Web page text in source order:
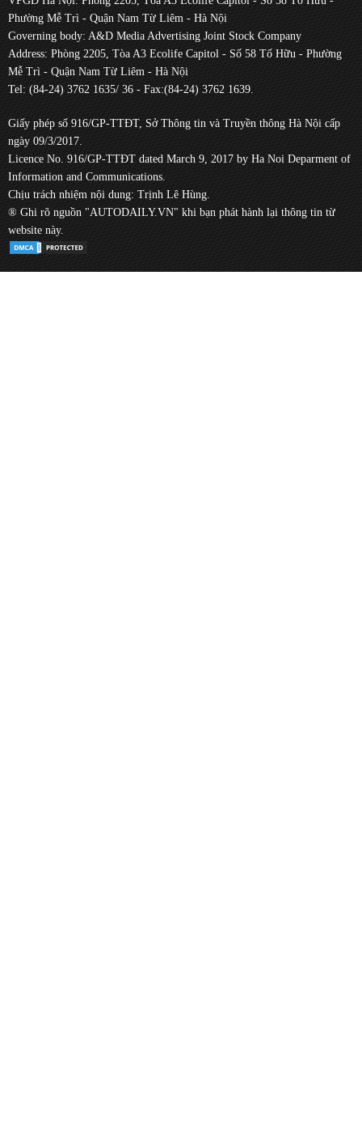
Phường Mễ Trì - Quận Nam Từ Liêm - Hà Nội
Governing body: A&D Media Advertising Joint Stock Company
Address: Phòng 2205, Tòa A3 Ecolife Capitol - Số 58 Tố Hữu - Phường
Mễ Trì - Quận Nam Từ Liêm - Hà Nội
Tel: (84-24) 3762 1635/ 36 - Fax:(84-24) 3762 1639.
Giấy phép số 916/GP-TTĐT, Sở Thông tin và Truyền thông Hà Nội cấp
ngày 09/3/2017.
Licence No. 916/GP-TTĐT dated March 9, 2017 by Ha Noi Deparment of
Information and Communications.
Chịu trách nhiệm nội dung: Trịnh Lê Hùng.
® Ghi rõ nguồn "AUTODAILY.VN" khi bạn phát hành lại thông tin từ
website này.